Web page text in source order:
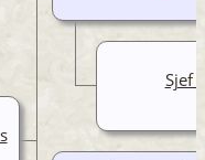
Sjef